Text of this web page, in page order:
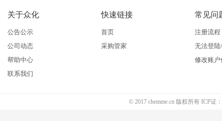
关于众化
公告公示
公司动态
帮助中心
联系我们
快速链接
首页
采购管家
常见问
注册流程
无法登
修改账户
© 2017 chemme.cn 版权所有 ICP证：